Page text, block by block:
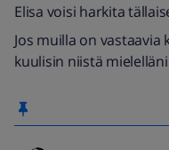
Elisa voisi harkita
Jos muilla on vastaavia
kuulisin niistä